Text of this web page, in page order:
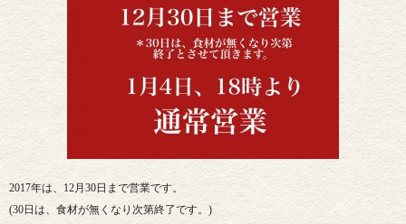
2017年は、12月30日まで営業です。
(30日は、食材が無くなり次第終了です。)